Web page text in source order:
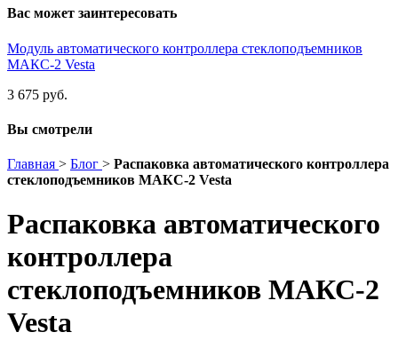
Вас может заинтересовать
Модуль автоматического контроллера стеклоподъемников
МАКС-2 Vesta
3 675 руб.
Вы смотрели
Главная > Блог > Распаковка автоматического контроллера
стеклоподъемников МАКС-2 Vesta
Распаковка автоматического
контроллера
стеклоподъемников МАКС-2
Vesta